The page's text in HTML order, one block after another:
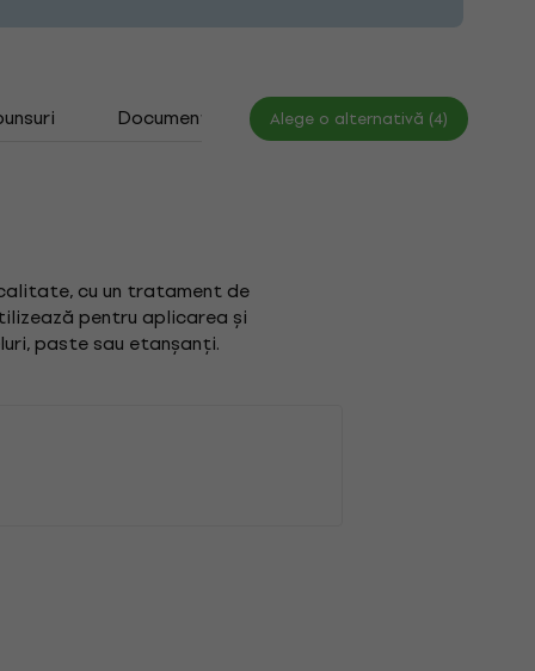
Documente Alege o alternativă (4)
cu un tratament de
pentru aplicarea și
paste sau etanșanți.